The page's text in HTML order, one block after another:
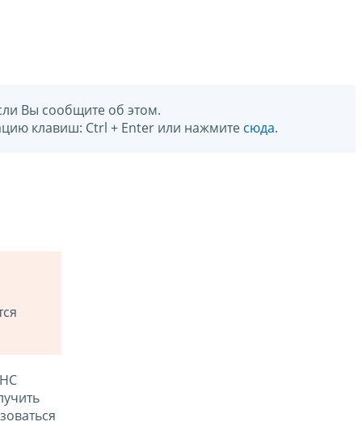
Вы сообщите об этом.
клавиш: Ctrl + Enter или нажмите сюда.